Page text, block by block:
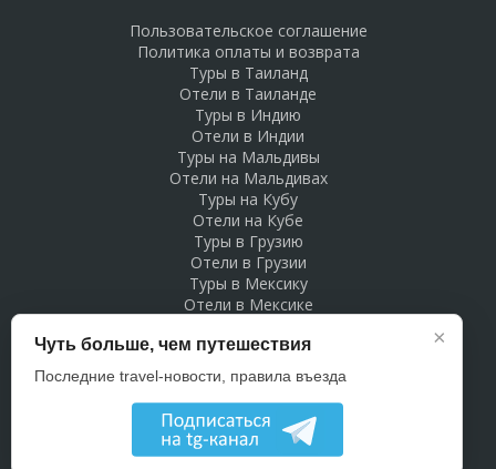
Пользовательское соглашение
Политика оплаты и возврата
Туры в Таиланд
Отели в Таиланде
Туры в Индию
Отели в Индии
Туры на Мальдивы
Отели на Мальдивах
Туры на Кубу
Отели на Кубе
Туры в Грузию
Отели в Грузии
Туры в Мексику
Отели в Мексике
Отели в Доминикане
Отели в Беларуси
Рекламодателям
×
Чуть больше, чем путешествия
Последние travel-новости, правила въезда